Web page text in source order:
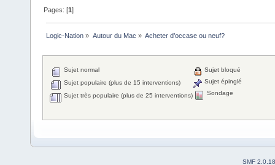
Pages: [1]
Logic-Nation » Autour du Mac » Acheter d’occase ou neuf?
Sujet normal
Sujet populaire (plus de 15 interventions)
Sujet très populaire (plus de 25 interventions)
Sujet bloqué
Sujet épinglé
Sondage
SMF 2.0.18